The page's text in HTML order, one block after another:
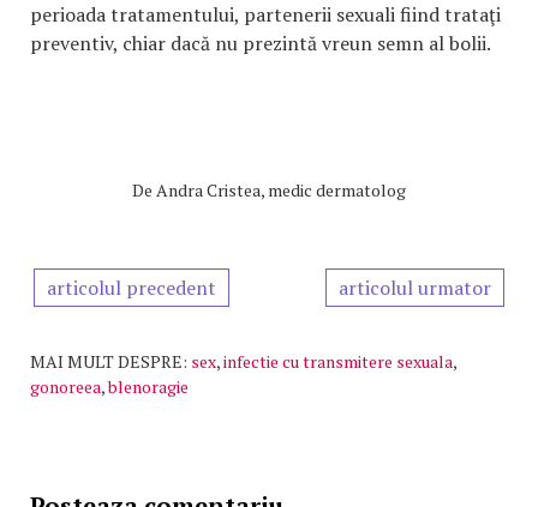
perioada tratamentului, partenerii sexuali fiind trataţi
preventiv, chiar dacă nu prezintă vreun semn al bolii.
De Andra Cristea, medic dermatolog
articolul precedent articolul urmator
MAI MULT DESPRE: sex,infectie cu transmitere sexuala,
gonoreea,blenoragie